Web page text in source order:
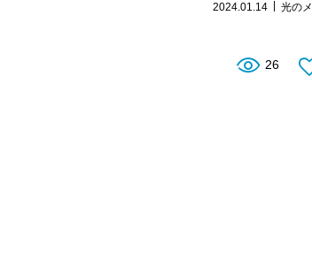
2024.01.14 光の
26